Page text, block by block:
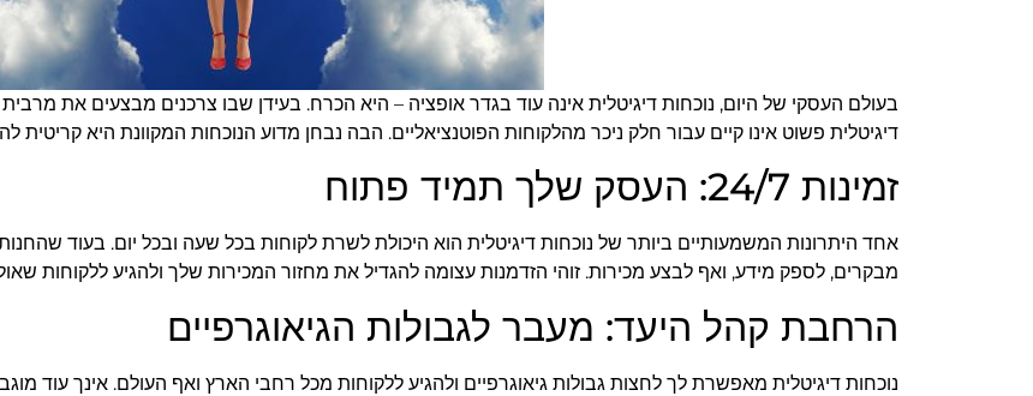
בעולם העסקי של היום, נוכחות דיגיטלית אינה עוד בגדר אופציה – היא הכרח. בעידן שבו צרכנים מבצעים את
דיגיטלית פשוט אינו קיים עבור חלק ניכר מהלקוחות הפוטנציאליים. הבה נבחן מדוע הנוכחות המקוונת היא
זמינות 24/7: העסק שלך תמיד פתוח
אחד היתרונות המשמעותיים ביותר של נוכחות דיגיטלית הוא היכולת לשרת לקוחות בכל שעה ובכל יום. בעוד
מבקרים, לספק מידע, ואף לבצע מכירות. זוהי הזדמנות עצומה להגדיל את מחזור המכירות שלך ולהגיע ללקוחות
הרחבת קהל היעד: מעבר לגבולות הגיאוגרפיים
נוכחות דיגיטלית מאפשרת לך לחצות גבולות גיאוגרפיים ולהגיע ללקוחות מכל רחבי הארץ ואף העולם. אינך עוד